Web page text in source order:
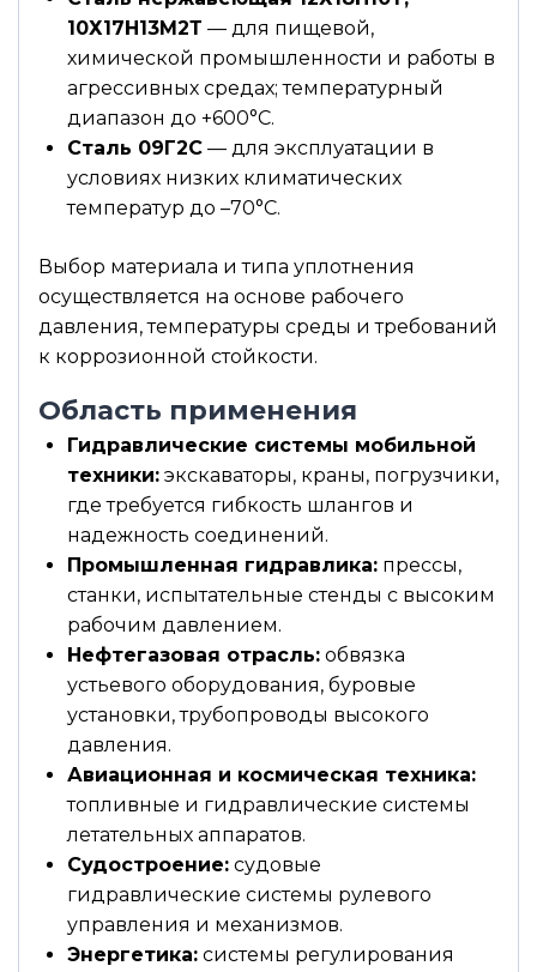
10Х17Н13М2Т — для пищевой,
химической промышленности и работы в
агрессивных средах; температурный
диапазон до +600°С.
Сталь 09Г2С — для эксплуатации в
условиях низких климатических
температур до –70°С.
Выбор материала и типа уплотнения
осуществляется на основе рабочего
давления, температуры среды и требований
к коррозионной стойкости.
Область применения
Гидравлические системы мобильной
техники: экскаваторы, краны, погрузчики,
где требуется гибкость шлангов и
надежность соединений.
Промышленная гидравлика: прессы,
станки, испытательные стенды с высоким
рабочим давлением.
Нефтегазовая отрасль: обвязка
устьевого оборудования, буровые
установки, трубопроводы высокого
давления.
Авиационная и космическая техника:
топливные и гидравлические системы
летательных аппаратов.
Судостроение: судовые
гидравлические системы рулевого
управления и механизмов.
Энергетика: системы регулирования